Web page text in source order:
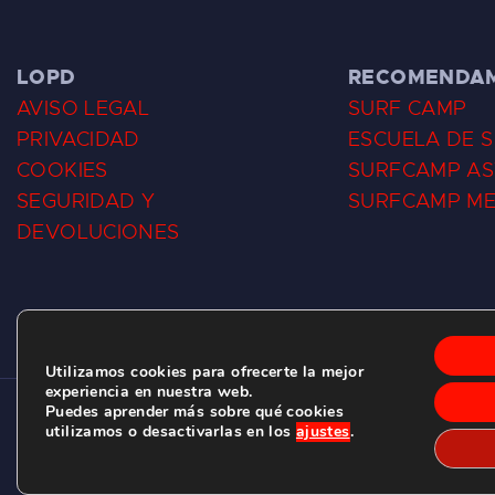
LOPD
AVISO LEGAL
PRIVACIDAD
COOKIES
SEGURIDAD Y
DEVOLUCIONES
SURF CAMP
ESCUELA DE
SURFCAMP
SURFCAMP
CLUB DE SURF LAS DUNAS ©2026.
C/ BERNARDO ÁLVAREZ GALAN 1, SALINAS (ASTURIAS)
Utilizamos cookies para ofrecerte la mejor
experiencia en nuestra web.
Puedes aprender más sobre qué cookies
utilizamos o desactivarlas en los ajustes.